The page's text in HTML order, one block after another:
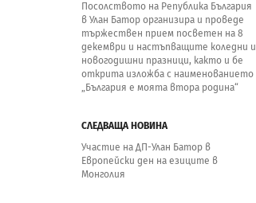
Посолството на Република България
в Улан Батор организира и проведе
тържествен прием посветен на 8
декември и настъпващите коледни и
новогодишни празници, както и бе
открита изложба с наименованието
„България е моята втора родина“
СЛЕДВАЩА НОВИНА
Участие на ДП-Улан Батор в
Европейски ден на езиците в
Монголия